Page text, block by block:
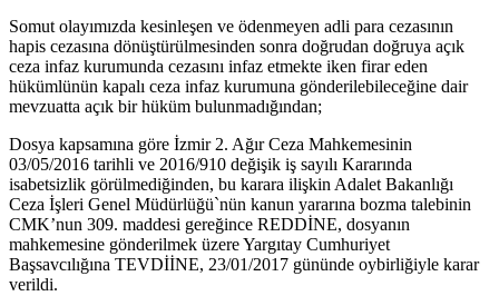
Somut olayımızda kesinleşen ve ödenmeyen adli para cezasının
hapis cezasına dönüştürülmesinden sonra doğrudan doğruya açık
ceza infaz kurumunda cezasını infaz etmekte iken firar eden
hükümlünün kapalı ceza infaz kurumuna gönderilebileceğine dair
mevzuatta açık bir hüküm bulunmadığından;
Dosya kapsamına göre İzmir 2. Ağır Ceza Mahkemesinin
03/05/2016 tarihli ve 2016/910 değişik iş sayılı Kararında
isabetsizlik görülmediğinden, bu karara ilişkin Adalet Bakanlığı
Ceza İşleri Genel Müdürlüğü`nün kanun yararına bozma talebinin
CMK’nun 309. maddesi gereğince REDDİNE, dosyanın
mahkemesine gönderilmek üzere Yargıtay Cumhuriyet
Başsavcılığına TEVDİİNE, 23/01/2017 gününde oybirliğiyle karar
verildi.